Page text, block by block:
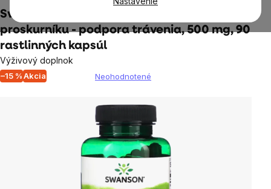
Swanson Marshmallow Root, koreň
proskurníku - podpora trávenia, 500 mg, 90
rastlinných kapsúl
Výživový doplnok
–15 %Akcia
Priemerné
Neohodnotené